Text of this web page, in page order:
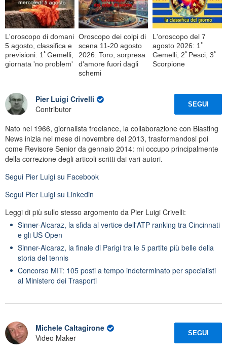
L'oroscopo di domani
5 agosto, classifica e
previsioni: 1ﾟGemelli,
giornata 'no problem'
Oroscopo dei colpi di
scena 11-20 agosto
2026: Toro, sorpresa
d'amore fuori dagli
schemi
L'oroscopo del 7
agosto 2026: 1ﾟ
Gemelli, 2ﾟPesci, 3ﾟ
Scorpione
Pier Luigi Crivelli
Contributor
SEGUI
Nato nel 1966, giornalista freelance, la collaborazione con Blasting
News inizia nel mese di novembre del 2013, trasformandosi poi
come Revisore Senior da gennaio 2014: mi occupo principalmente
della correzione degli articoli scritti dai vari autori.
Segui Pier Luigi su Facebook
Segui Pier Luigi su Linkedin
Leggi di più sullo stesso argomento da Pier Luigi Crivelli:
Sinner-Alcaraz, la sfida al vertice dell'ATP ranking tra Cincinnati
e gli US Open
Sinner-Alcaraz, la finale di Parigi tra le 5 partite più belle della
storia del tennis
Concorso MIT: 105 posti a tempo indeterminato per specialisti
al Ministero dei Trasporti
Michele Caltagirone
Video Maker
SEGUI